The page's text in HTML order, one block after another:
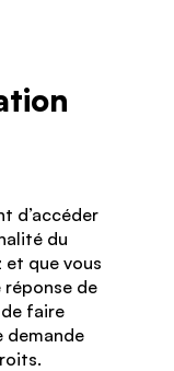
d’accéder
du
et que vous
réponse de
faire
demande